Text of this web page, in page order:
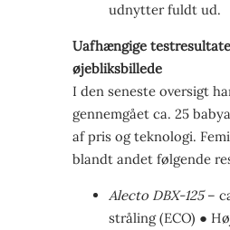
udnytter fuldt ud.
Uafhængige
øjebliksbillede
I den seneste oversigt
gennemgået ca. 25
af pris og teknologi.
blandt andet følgende
Alecto DBX-125–
stråling (ECO) ●